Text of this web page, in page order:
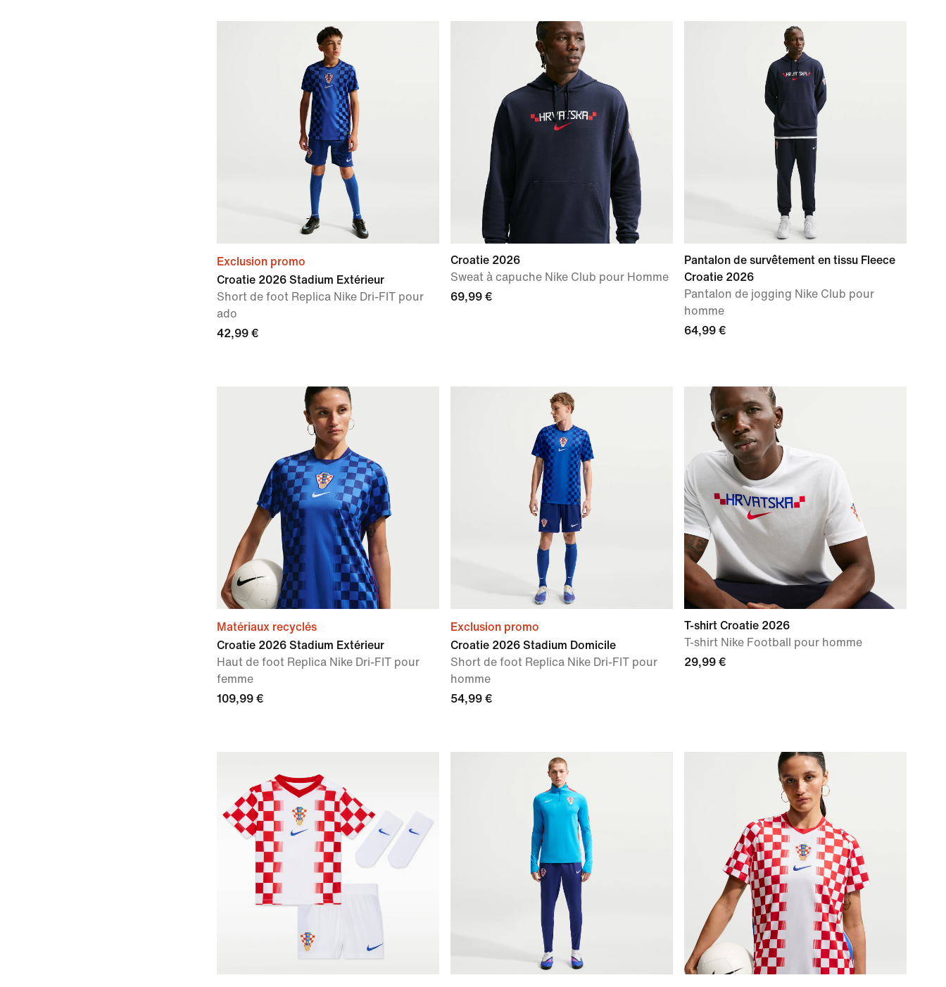
Exclusion promo
Croatie 2026 Stadium Extérieur
Short de foot Replica Nike Dri-FIT pour
ado
42,99 €
Croatie 2026
Sweat à capuche Nike Club pour Homme
69,99 €
Pantalon de survêtement en tissu Fleece
Croatie 2026
Pantalon de jogging Nike Club pour
homme
64,99 €
Matériaux recyclés
Croatie 2026 Stadium Extérieur
Haut de foot Replica Nike Dri-FIT pour
femme
109,99 €
Exclusion promo
Croatie 2026 Stadium Domicile
Short de foot Replica Nike Dri-FIT pour
homme
54,99 €
T-shirt Croatie 2026
T-shirt Nike Football pour homme
29,99 €